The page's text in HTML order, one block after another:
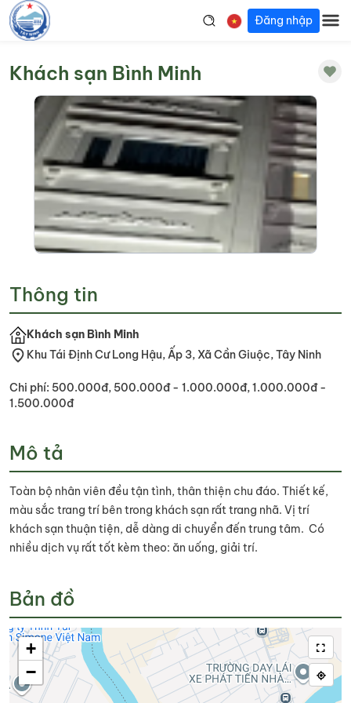
Đăng nhập
Khách sạn Bình Minh
Thông tin
Khách sạn Bình Minh
Khu Tái Định Cư Long Hậu, Ấp 3, Xã Cần Giuộc, Tây Ninh
Chi phí: 500.000đ, 500.000đ - 1.000.000đ, 1.000.000đ -
1.500.000đ
Mô tả
Toàn bộ nhân viên đều tận tình, thân thiện chu đáo. Thiết kế,
màu sắc trang trí bên trong khách sạn rất trang nhã. Vị trí
khách sạn thuận tiện, dễ dàng di chuyển đến trung tâm. Có
nhiều dịch vụ rất tốt kèm theo: ăn uống, giải trí.
Bản đồ
+
−